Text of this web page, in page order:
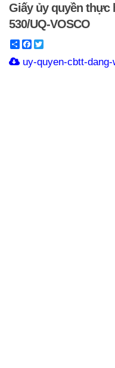
Giấy ủy quyền thực
530/UQ-VOSCO
ShareFacebook
uy-quyen-cbtt-dang-